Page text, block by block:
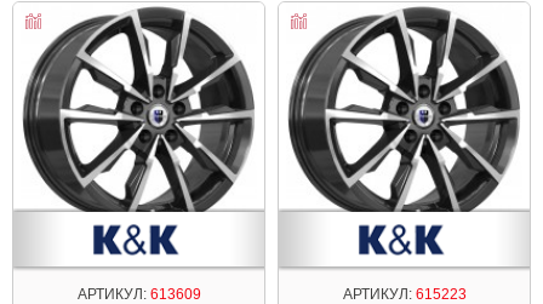
АРТИКУЛ:613609 АРТИКУЛ:615223